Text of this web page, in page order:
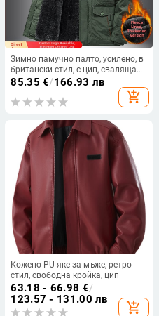
Зимно памучно палто, усилено, в
британски стил, с цип, сваляща
се яка и множество джобове.
85.35 €/166.93 лв
add_shopping_cart
Кожено PU яке за мъже, ретро
стил, свободна кройка, цип
63.18 - 66.98 €/
123.57 - 131.00 лв
add_shopping_cart